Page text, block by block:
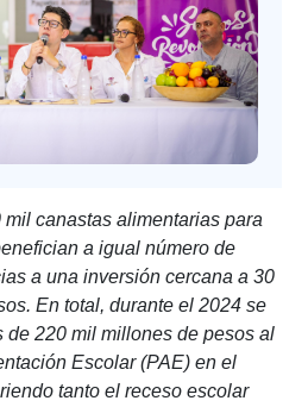
canastas alimentarias para
a igual número de
a una inversión cercana a 30
En total, durante el 2024 se
de 220 mil millones de pesos al
Escolar (PAE) en el
tanto el receso escolar